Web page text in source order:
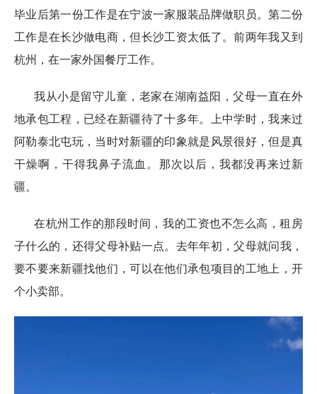
毕业后第一份工作是在宁波一家服装品牌做职员。第二份
工作是在长沙做电商，但长沙工资太低了。前两年我又到
杭州，在一家外国餐厅工作。
我从小是留守儿童，老家在湖南益阳，父母一直在外
地承包工程，已经在新疆待了十多年。上中学时，我来过
阿勒泰北屯玩，当时对新疆的印象就是风景很好，但是真
干燥啊，干得我鼻子流血。那次以后，我都没再来过新
疆。
在杭州工作的那段时间，我的工资也不怎么高，租房
子什么的，还得父母补贴一点。去年年初，父母就问我，
要不要来新疆找他们，可以在他们承包项目的工地上，开
个小卖部。